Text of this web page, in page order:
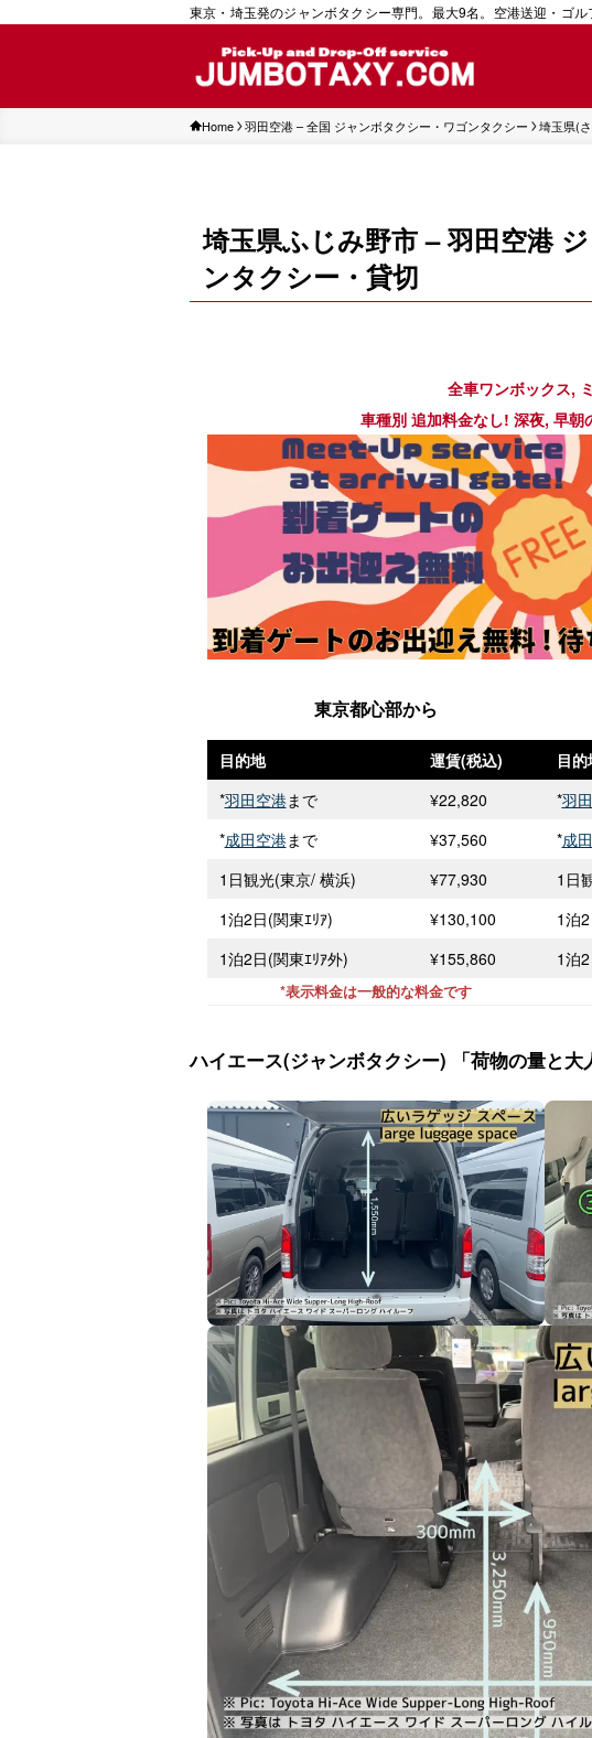
東京・埼玉発のジャンボタクシー専門。最大9名。空港送迎・ゴ
Home 羽田空港 – 全国 ジャンボタクシー・ワゴンタクシー 埼玉県(
埼玉県ふじみ野市 – 羽田空港
ンタクシー・貸切
全車ワンボックス,
車種別 追加料金なし! 深夜, 早朝
東京都心部から
目的地
運賃(税込)
*羽田空港まで
¥22,820
*成田空港まで
¥37,560
1日観光(東京/ 横浜)
¥77,930
1泊2日(関東ｴﾘｱ)
¥130,100
1泊2日(関東ｴﾘｱ外)
¥155,860
*表示料金は一般的な料金です
目的
*羽
*成
1日
1泊
1泊
ハイエース(ジャンボタクシー) 「荷物の量と大